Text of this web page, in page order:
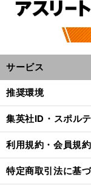
サービス
推奨環境
集英社ID・スポル
利用規約・会員規約
特定商取引法に基